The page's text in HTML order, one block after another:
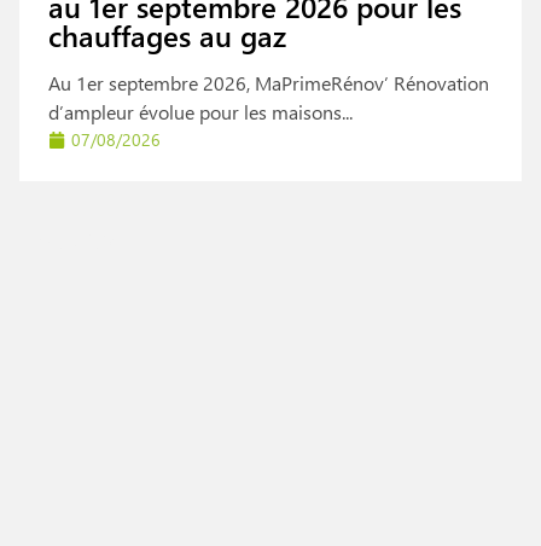
chauffages au gaz
Au 1er septembre 2026, MaPrimeRénov’ Rénovation
d’ampleur évolue pour les maisons...
07/08/2026